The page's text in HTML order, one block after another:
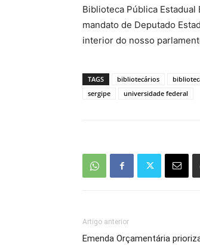
Biblioteca Pública
mandato de Deputado
interior do nosso
TAGS bibliotecários
sergipe
universidade federal
Artigo anterior
Emenda Orçamentária